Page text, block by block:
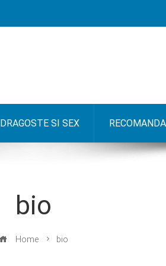
DRAGOSTE SI SEX
bio
Home bio